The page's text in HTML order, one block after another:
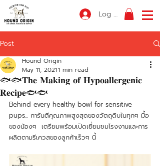
Log In
Post
🐟🐟𝐓𝐡𝐞 𝐌𝐚𝐤𝐢𝐧𝐠 𝐨𝐟 𝐇𝐲𝐩𝐨𝐚𝐥𝐥𝐞𝐫𝐠𝐞𝐧𝐢𝐜
𝐑𝐞𝐜𝐢𝐩𝐞🐟🐟
Hound Origin
May 11, 20211 min read
Behind every healthy bowl for sensitive
pups... การันตีคุณภาพสูงสุดของวัตถุดิบในทุกๆ มื้อ
ของน้องๆ  เตรียมพร้อมเปิดเยี่ยมชมโรงงานและการ
ผลิตตามรีเควสของลูกค้าเร็วๆ นี้